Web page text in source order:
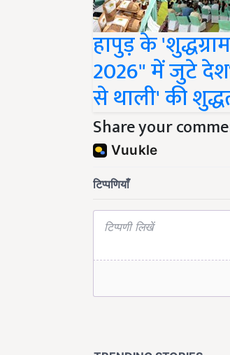
हापुड़ के
2026" में जुटे
से थाली' की
Share your